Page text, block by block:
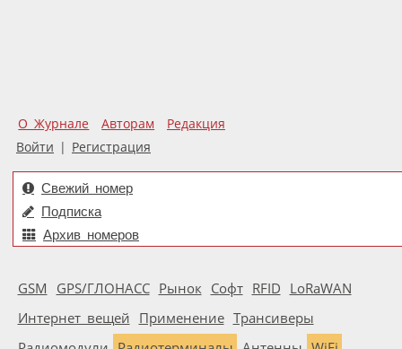
О Журнале Авторам
Редакция
Войти | Регистрация
Свежий номер
Подписка
Архив номеров
GSM GPS/ГЛОНАСС Рынок Софт RFID LoRaWAN
Интернет вещей Применение Трансиверы